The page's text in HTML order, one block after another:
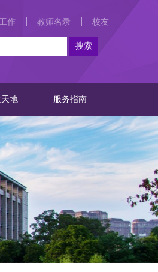
作 教师名录 校友
地 服务指南